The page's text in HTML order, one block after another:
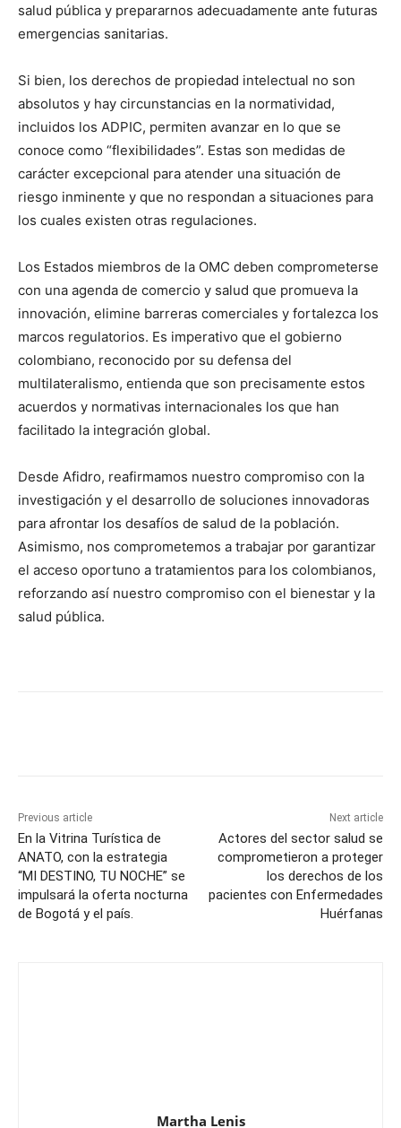
salud pública y prepararnos adecuadamente ante futuras
emergencias sanitarias.
Si bien, los derechos de propiedad intelectual no son
absolutos y hay circunstancias en la normatividad,
incluidos los ADPIC, permiten avanzar en lo que se
conoce como “flexibilidades”. Estas son medidas de
carácter excepcional para atender una situación de
riesgo inminente y que no respondan a situaciones para
los cuales existen otras regulaciones.
Los Estados miembros de la OMC deben comprometerse
con una agenda de comercio y salud que promueva la
innovación, elimine barreras comerciales y fortalezca los
marcos regulatorios. Es imperativo que el gobierno
colombiano, reconocido por su defensa del
multilateralismo, entienda que son precisamente estos
acuerdos y normativas internacionales los que han
facilitado la integración global.
Desde Afidro, reafirmamos nuestro compromiso con la
investigación y el desarrollo de soluciones innovadoras
para afrontar los desafíos de salud de la población.
Asimismo, nos comprometemos a trabajar por garantizar
el acceso oportuno a tratamientos para los colombianos,
reforzando así nuestro compromiso con el bienestar y la
salud pública.
Previous article
En la Vitrina Turística de
ANATO, con la estrategia
“MI DESTINO, TU NOCHE” se
impulsará la oferta nocturna
de Bogotá y el país.
Next article
Actores del sector salud se
comprometieron a proteger
los derechos de los
pacientes con Enfermedades
Huérfanas
Martha Lenis